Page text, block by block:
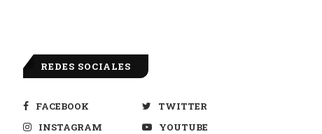
REDES SOCIALES
FACEBOOK
TWITTER
INSTAGRAM
YOUTUBE